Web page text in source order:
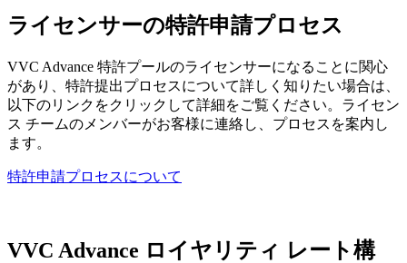
ライセンサーの特許申請プロセス
VVC Advance 特許プールのライセンサーになることに関心
があり、特許提出プロセスについて詳しく知りたい場合は、
以下のリンクをクリックして詳細をご覧ください。ライセン
ス チームのメンバーがお客様に連絡し、プロセスを案内し
ます。
特許申請プロセスについて
VVC Advance ロイヤリティ レート構